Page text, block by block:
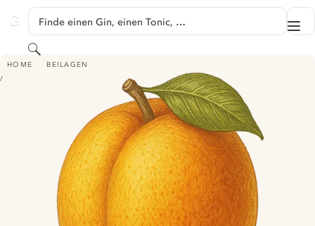
GINVENTORY
Finde einen Gin, einen Tonic, …
Suchen
HOME BEILAGEN
APRIKOSE